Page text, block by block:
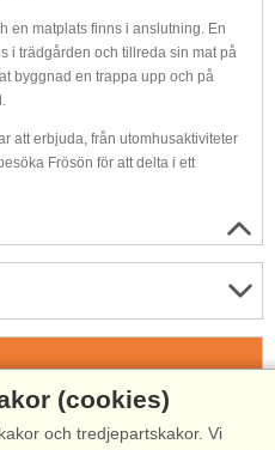
en matplats finns i anslutning. En
i trädgården och tillreda sin mat på
byggnad en trappa upp och på
att erbjuda, från utomhusaktiviteter
Frösön för att delta i ett
2026 till 1/1-2027
före ankomst. Gäller för
(cookies)
och tredjepartskakor. Vi